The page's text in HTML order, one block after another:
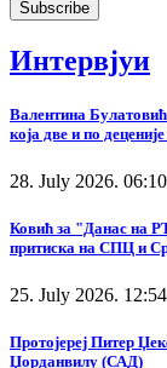
Интервјуи
Валентина
која две и по
28. July 2026. 06:10
Ковић за "Данас на
притиска на СПЦ и
25. July 2026. 12:54
Протојереј Питер
Џорданвилу (САД)